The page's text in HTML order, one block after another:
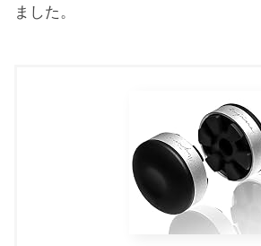
ました。